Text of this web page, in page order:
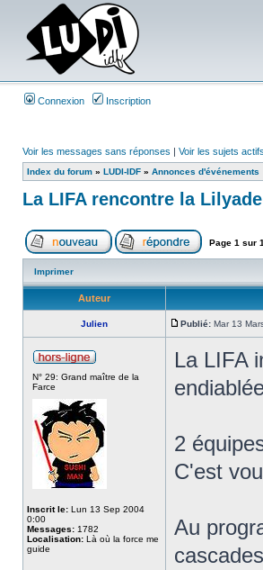
Connexion Inscription
Voir les messages sans réponses | Voir les sujets actifs
Index du forum » LUDI-IDF » Annonces d'événements
La LIFA rencontre la
Page 1 sur 1
Imprimer
Auteur
Julien Publié: Mar 13
N° 29: Grand maître de la
Farce
Inscrit le: Lun 13 Sep 2004
0:00
Messages: 1782
Localisation: Là où la force me
guide
La LIFA
2
C'est
Au